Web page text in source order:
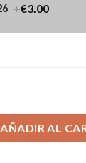
+€3.00
Primera
AÑADIR AL